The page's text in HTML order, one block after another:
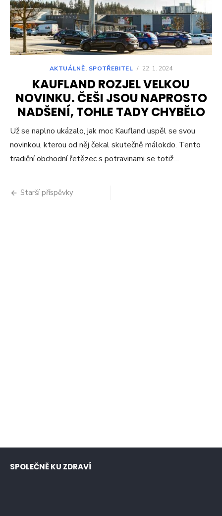
AKTUÁLNĚ, SPOTŘEBITEL / 22. 1. 2024
KAUFLAND ROZJEL VELKOU
NOVINKU. ČEŠI JSOU NAPROSTO
NADŠENÍ, TOHLE TADY CHYBĚLO
Už se naplno ukázalo, jak moc Kaufland uspěl se svou
novinkou, kterou od něj čekal skutečně málokdo. Tento
tradiční obchodní řetězec s potravinami se totiž…
Navigace
Starší příspěvky
SPOLEČNĚ KU ZDRAVÍ